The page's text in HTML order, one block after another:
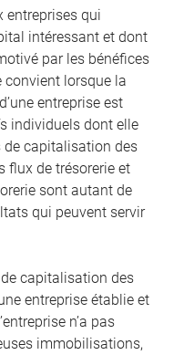
entreprises qui
intéressant et dont
par les bénéfices
convient lorsque la
entreprise est
individuels dont elle
de capitalisation des
flux de trésorerie et
sont autant de
qui peuvent servir
capitalisation des
entreprise établie et
n’a pas
immobilisations,